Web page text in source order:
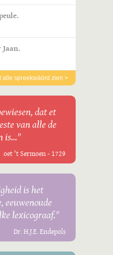
Jaan.
alle spreekwäörd zien >
dat et
van alle de
is..."
oet 't Sermoen - 1729
is het
eeuwenoude
lexicograaf."
Dr. H.J.E. Endepols